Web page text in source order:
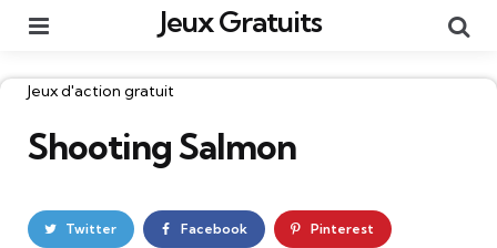
Jeux Gratuits
Catégories
Jeux d'action gratuit
Shooting Salmon
Twitter Facebook Pinterest